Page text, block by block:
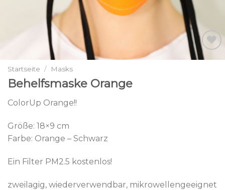
Add to
Startseite / Masks
Behelfsmaske Orange
ColorUp Orange!!
Größe: 18×9 cm
Farbe: Orange – Schwarz
Ein Filter PM2.5 kostenlos!
zweilagig, wiederverwendbar, mikrowellengeeignet